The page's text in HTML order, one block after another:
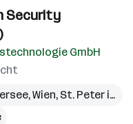
Security
GmbH
,Wien, St. Peter in der Au